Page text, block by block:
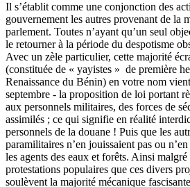
Il s’établit comme une conjonction des
gouvernement les autres provenant de la
parlement. Toutes n’ayant qu’un seul
le retourner à la période du despotisme
Avec un zèle particulier, cette majorité
(constituée de « yayistes » de première
Renaissance du Bénin) en votre nom
septembre - la proposition de loi portant
aux personnels militaires, des forces de
assimilés ; ce qui signifie en réalité
personnels de la douane ! Puis que les
paramilitaires n’en jouissaient pas ou
les agents des eaux et forêts. Ainsi
protestations populaires que ces divers
soulèvent la majorité mécanique